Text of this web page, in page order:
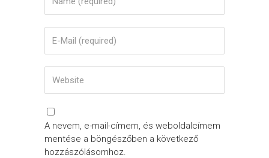
A nevem, e-mail-címem, és weboldalcímem
mentése a böngészőben a következő
hozzászólásomhoz.